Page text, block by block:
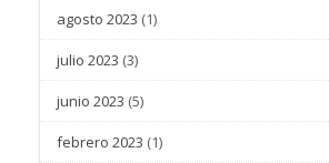
agosto 2023 (1)
julio 2023 (3)
junio 2023 (5)
febrero 2023 (1)